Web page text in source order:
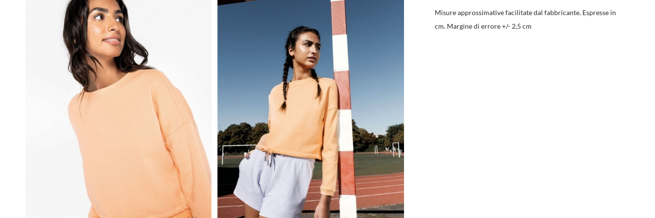
Misure approssimative facilitate dal fabbricante. Espresse in
cm. Margine di errore +/- 2,5 cm